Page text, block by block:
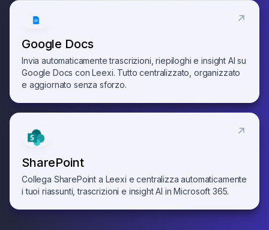
Google Docs
Invia automaticamente trascrizioni, riepiloghi e insight AI su
Google Docs con Leexi. Tutto centralizzato, organizzato
e aggiornato senza sforzo.
SharePoint
Collega SharePoint a Leexi e centralizza automaticamente
i tuoi riassunti, trascrizioni e insight AI in Microsoft 365.